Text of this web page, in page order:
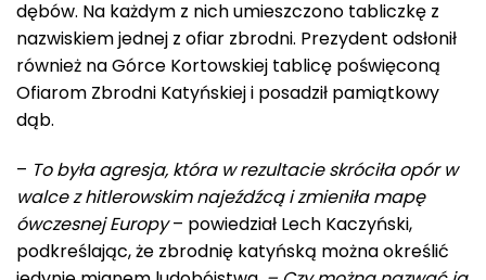
dębów. Na każdym z nich umieszczono tabliczkę z
nazwiskiem jednej z ofiar zbrodni. Prezydent odsłonił
również na Górce Kortowskiej tablicę poświęconą
Ofiarom Zbrodni Katyńskiej i posadził pamiątkowy
dąb.
– To była agresja, która w rezultacie skróciła opór w
walce z hitlerowskim najeźdźcą i zmieniła mapę
ówczesnej Europy– powiedział Lech Kaczyński,
podkreślając, że zbrodnię katyńską można określić